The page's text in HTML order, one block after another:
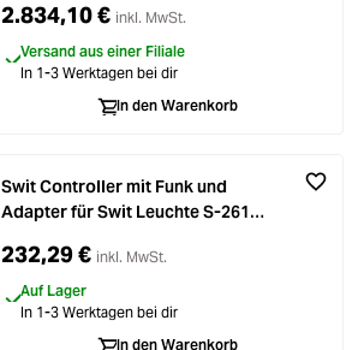
2.834,10 € inkl. MwSt.
Versand aus einer Filiale
In 1-3 Werktagen bei dir
In den Warenkorb
Swit Controller mit Funk und
Adapter für Swit Leuchte S-2610
232,29 € inkl. MwSt.
Auf Lager
In 1-3 Werktagen bei dir
In den Warenkorb